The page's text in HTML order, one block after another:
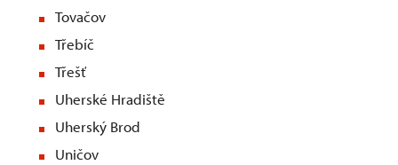
Tovačov
Třebíč
Třešť
Uherské Hradiště
Uherský Brod
Uničov